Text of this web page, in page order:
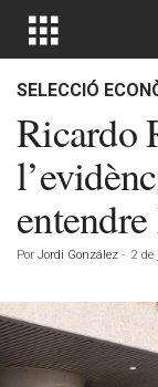
SELECCIÓ
Ricardo
Por Jordi González - 2 de